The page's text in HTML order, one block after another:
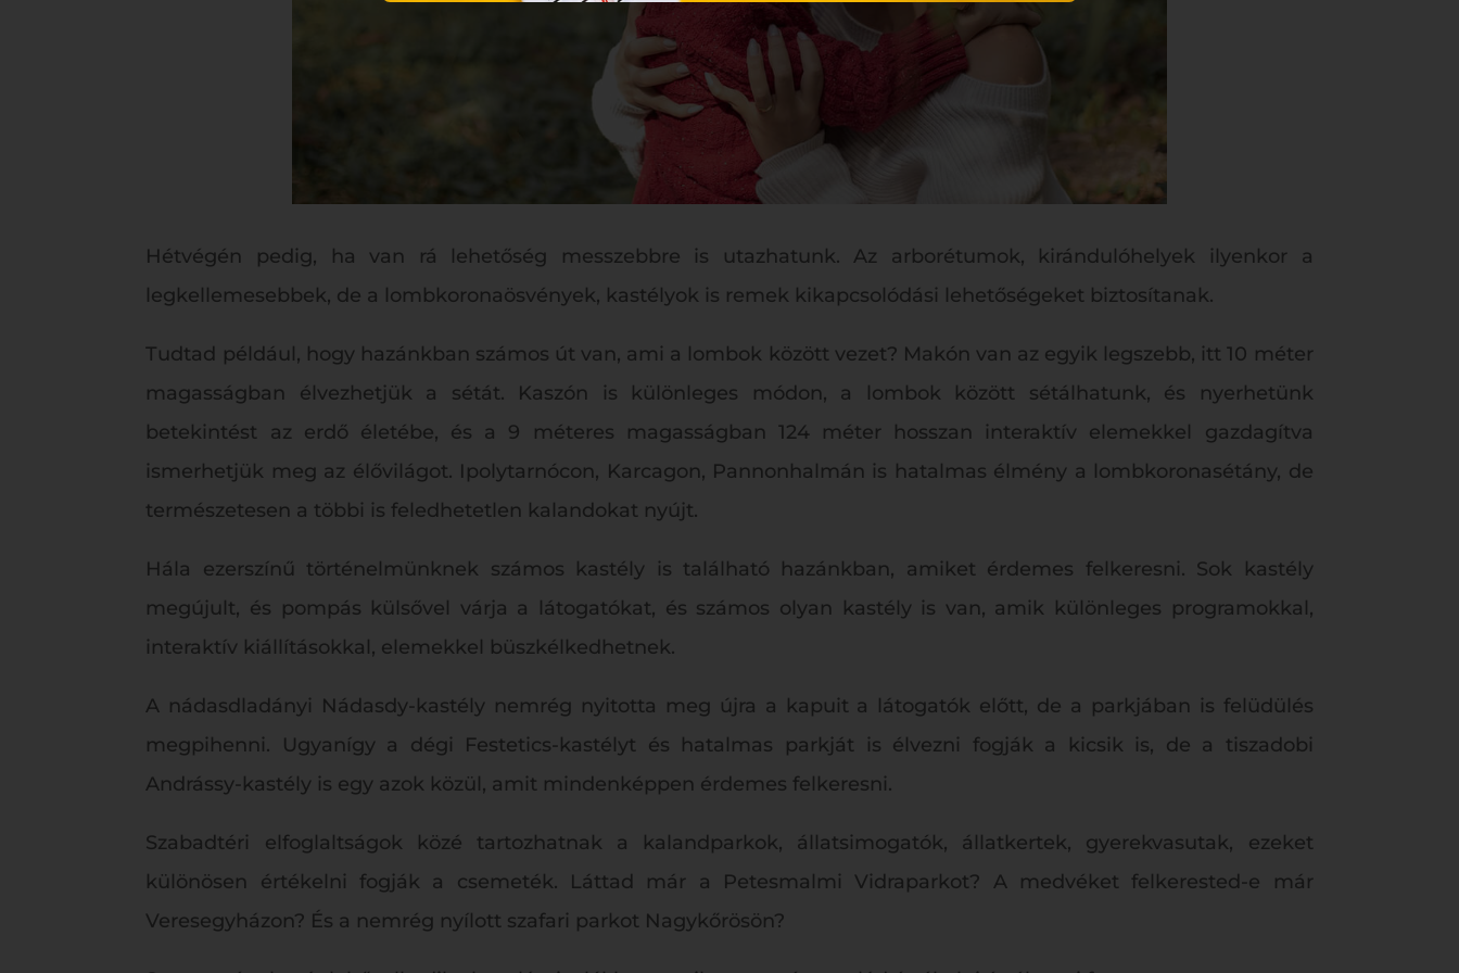
Hétvégén pedig, ha van rá lehetőség messzebbre is utazhatunk. Az arborétumok, kirándulóhelyek ilyenkor a
legkellemesebbek, de a lombkoronaösvények, kastélyok is remek kikapcsolódási lehetőségeket biztosítanak.
Tudtad például, hogy hazánkban számos út van, ami a lombok között vezet? Makón van az egyik legszebb, itt 10 méter
magasságban élvezhetjük a sétát. Kaszón is különleges módon, a lombok között sétálhatunk, és nyerhetünk
betekintést az erdő életébe, és a 9 méteres magasságban 124 méter hosszan interaktív elemekkel gazdagítva
ismerhetjük meg az élővilágot. Ipolytarnócon, Karcagon, Pannonhalmán is hatalmas élmény a lombkoronasétány, de
természetesen a többi is feledhetetlen kalandokat nyújt.
Hála ezerszínű történelmünknek számos kastély is található hazánkban, amiket érdemes felkeresni. Sok kastély
megújult, és pompás külsővel várja a látogatókat, és számos olyan kastély is van, amik különleges programokkal,
interaktív kiállításokkal, elemekkel büszkélkedhetnek.
A nádasdladányi Nádasdy-kastély nemrég nyitotta meg újra a kapuit a látogatók előtt, de a parkjában is felüdülés
megpihenni. Ugyanígy a dégi Festetics-kastélyt és hatalmas parkját is élvezni fogják a kicsik is, de a tiszadobi
Andrássy-kastély is egy azok közül, amit mindenképpen érdemes felkeresni.
Szabadtéri elfoglaltságok közé tartozhatnak a kalandparkok, állatsimogatók, állatkertek, gyerekvasutak, ezeket
különösen értékelni fogják a csemeték. Láttad már a Petesmalmi Vidraparkot? A medvéket felkerested-e már
Veresegyházon? És a nemrég nyílott szafari parkot Nagykőrösön?